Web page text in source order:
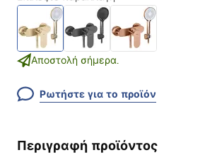
Αποστολή σήμερα.
Ρωτήστε για το προϊόν
Περιγραφή προϊόντος